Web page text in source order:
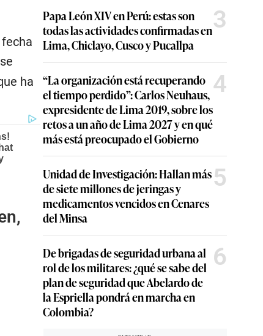
ha
Papa León XIV en Perú: estas son
todas las actividades confirmadas en
Lima, Chiclayo, Cusco y Pucallpa
3
“La organización está recuperando
el tiempo perdido”: Carlos Neuhaus,
expresidente de Lima 2019, sobre los
retos a un año de Lima 2027 y en qué
más está preocupado el Gobierno
4
Unidad de Investigación: Hallan más
de siete millones de jeringas y
medicamentos vencidos en Cenares
del Minsa
5
De brigadas de seguridad urbana al
rol de los militares: ¿qué se sabe del
plan de seguridad que Abelardo de
la Espriella pondrá en marcha en
Colombia?
6